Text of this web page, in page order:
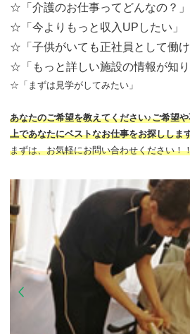
☆「介護のお仕事ってどんなの？」
☆「今よりもっと収入UPしたい」
☆「子供がいても正社員として働け
☆「もっと詳しい施設の情報が知り
☆「まずは見学がしてみたい」
あなたのご希望を教えてください♪ご希望
上であなたにベストなお仕事をお探ししま
まずは、お気軽にお問い合わせください！